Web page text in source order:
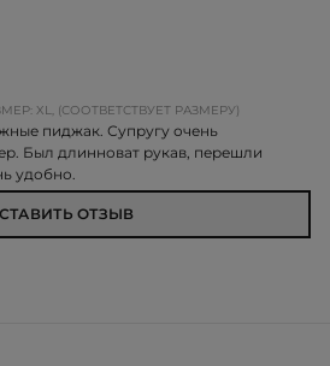
XL, (СООТВЕТСТВУЕТ РАЗМЕРУ)
пиджак. Супругу очень
Был длинноват рукав, перешли
удобно.
ОТЗЫВ